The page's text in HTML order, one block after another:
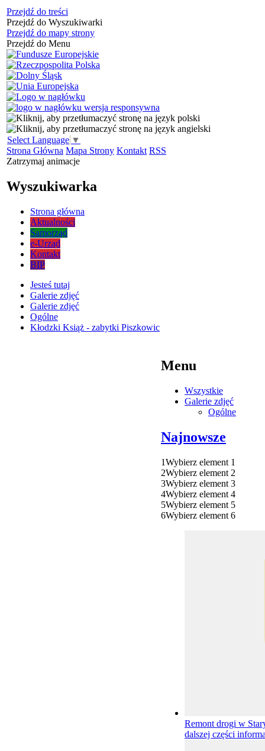
Przejdź do treści
Przejdź do Wyszukiwarki
Przejdź do mapy strony
Przejdź do Menu
Select Language ▼
Strona Główna Mapa Strony Kontakt RSS
Zatrzymaj animacje
Wyszukiwarka
Strona główna
Aktualności
Samorząd
e-Urząd
Kontakt
BIP
Jesteś tutaj
Galerie zdjęć
Galerie zdjęć
Ogólne
Kłodzki Książ - zabytki Piszkowic
Menu
Wszystkie
Galerie zdjęć
Ogólne
Najnowsze
1Wybierz element 1
2Wybierz element 2
3Wybierz element 3
4Wybierz element 4
5Wybierz element 5
6Wybierz element 6
Remont drogi w
dalszej części